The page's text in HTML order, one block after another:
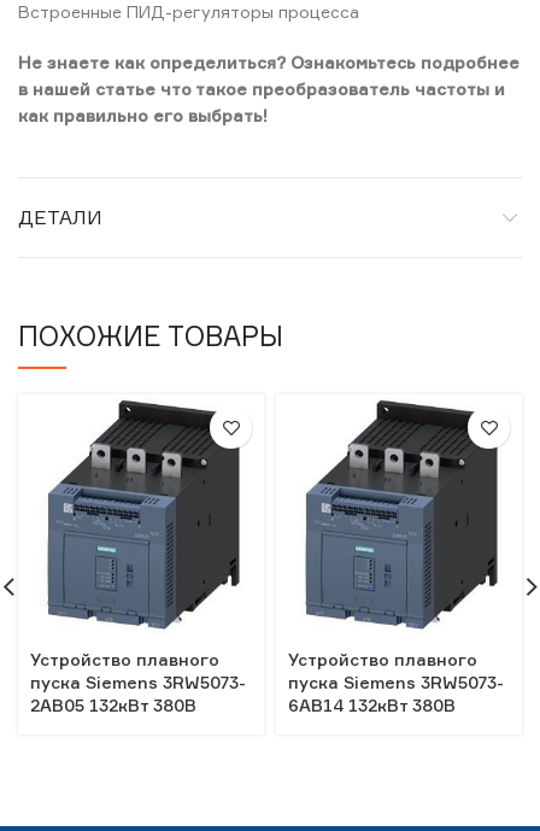
Встроенные ПИД-регуляторы процесса
Не знаете как определиться? Ознакомьтесь подробнее
в нашей статье что такое преобразователь частоты и
как правильно его выбрать!
ДЕТАЛИ
ПОХОЖИЕ ТОВАРЫ
Устройство плавного
пуска Siemens 3RW5073-
2AB05 132кВт 380В
Устройство плавного
пуска Siemens 3RW5073-
6AB14 132кВт 380В